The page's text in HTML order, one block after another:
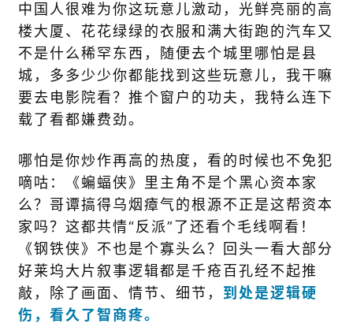
中国人很难为你这玩意儿激动，光鲜亮丽的高
楼大厦、花花绿绿的衣服和满大街跑的汽车又
不是什么稀罕东西，随便去个城里哪怕是县
城，多多少少你都能找到这些玩意儿，我干嘛
要去电影院看？推个窗户的功夫，我特么连下
载了看都嫌费劲。
哪怕是你炒作再高的热度，看的时候也不免犯
嘀咕：《蝙蝠侠》里主角不是个黑心资本家
么？哥谭搞得乌烟瘴气的根源不正是这帮资本
家吗？这都共情“反派”了还看个毛线啊看！
《钢铁侠》不也是个寡头么？回头一看大部分
好莱坞大片叙事逻辑都是千疮百孔经不起推
敲，除了画面、情节、细节， 到处是逻辑硬
伤，看久了智商疼。